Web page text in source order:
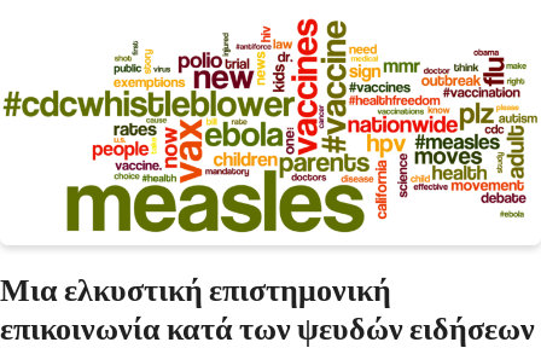
Μια ελκυστική επιστημονική
επικοινωνία κατά των ψευδών ειδήσεων